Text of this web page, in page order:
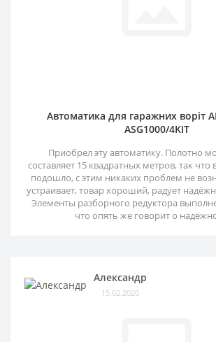
Автоматика для гаражних воріт
ASG1000/4KIT
Приобрел эту автоматику. Полотно
составляет 15 квадратных метров, так
подошло, с этим никаких проблем не
устраивает, товар хороший, радует
Элементы разборного редуктора
что опять же говорит о
Александр
15.02.2020